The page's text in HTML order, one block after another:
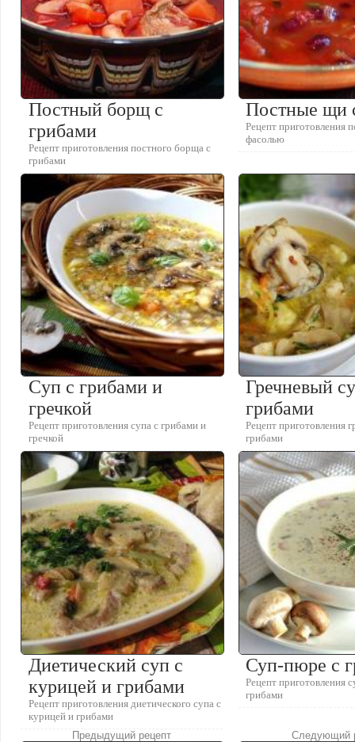
Постный борщ с
грибами
Рецепт приготовления постного борща с
грибами
Постные щи
Рецепт приготовления
фасолью
Cуп с грибами и
гречкой
Рецепт приготовления cупа с грибами и
гречкой
Гречневый
грибами
Рецепт приготовления
грибами
Диетический суп с
курицей и грибами
Рецепт приготовления диетического супа с
курицей и грибами
Суп-пюре с
Рецепт приготовления
грибами
Предыдущий рецепт Следующий